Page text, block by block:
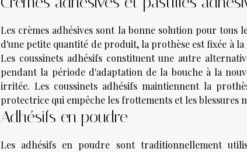
Les crèmes adhésives sont la bonne solution pour tous
d'une petite quantité de produit, la prothèse est fixée à
Les coussinets adhésifs constituent une autre
pendant la période d'adaptation de la bouche à la
irritée. Les coussinets adhésifs maintiennent la
protectrice qui empêche les frottements et les blessures
Adhésifs en poudre
Les adhésifs en poudre sont traditionnellement